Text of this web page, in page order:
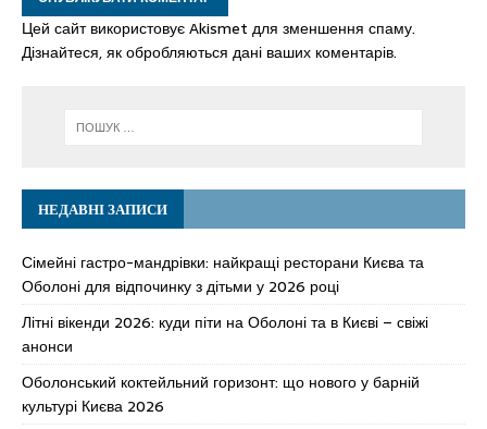
Цей сайт використовує Akismet для зменшення спаму.
Дізнайтеся, як обробляються дані ваших коментарів.
НЕДАВНІ ЗАПИСИ
Сімейні гастро-мандрівки: найкращі ресторани Києва та
Оболоні для відпочинку з дітьми у 2026 році
Літні вікенди 2026: куди піти на Оболоні та в Києві – свіжі
анонси
Оболонський коктейльний горизонт: що нового у барній
культурі Києва 2026